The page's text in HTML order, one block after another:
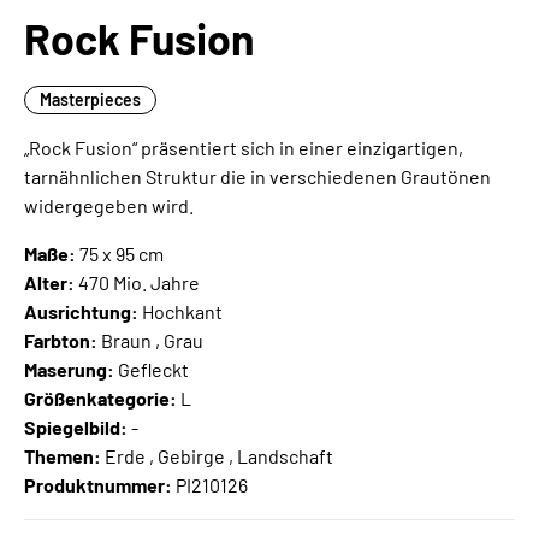
Rock Fusion
Masterpieces
„Rock Fusion“ präsentiert sich in einer einzigartigen,
tarnähnlichen Struktur die in verschiedenen Grautönen
widergegeben wird.
Maße: 75 x 95 cm
Alter: 470 Mio. Jahre
Ausrichtung: Hochkant
Farbton: Braun , Grau
Maserung: Gefleckt
Größenkategorie: L
Spiegelbild: -
Themen: Erde , Gebirge , Landschaft
Produktnummer: PI210126